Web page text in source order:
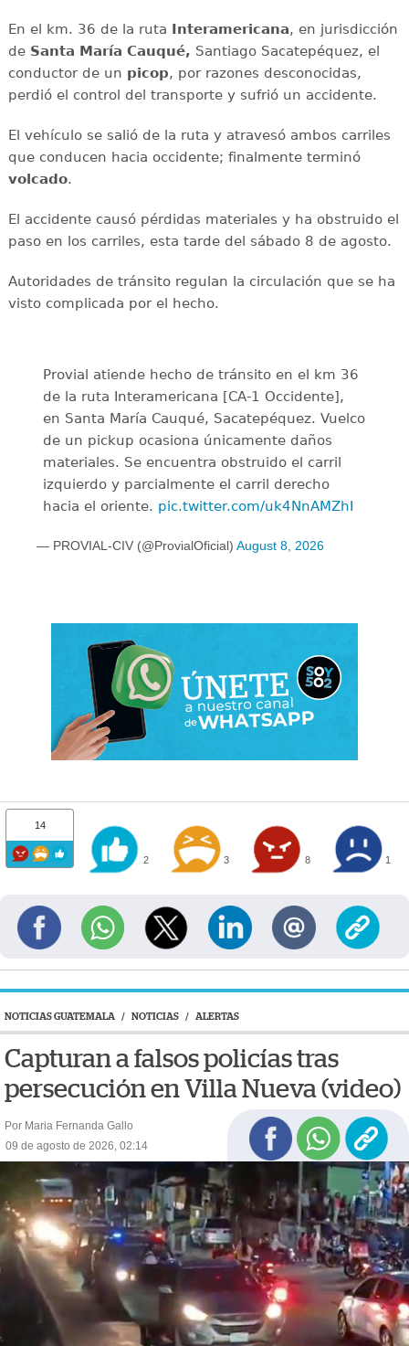
En el km. 36 de la ruta Interamericana, en jurisdicción
de Santa María Cauqué, Santiago Sacatepéquez, el
conductor de un picop, por razones desconocidas,
perdió el control del transporte y sufrió un accidente.
El vehículo se salió de la ruta y atravesó ambos carriles
que conducen hacia occidente; finalmente terminó
volcado.
El accidente causó pérdidas materiales y ha obstruido el
paso en los carriles, esta tarde del sábado 8 de agosto.
Autoridades de tránsito regulan la circulación que se ha
visto complicada por el hecho.
Provial atiende hecho de tránsito en el km 36
de la ruta Interamericana [CA-1 Occidente],
en Santa María Cauqué, Sacatepéquez. Vuelco
de un pickup ocasiona únicamente daños
materiales. Se encuentra obstruido el carril
izquierdo y parcialmente el carril derecho
hacia el oriente. pic.twitter.com/uk4NnAMZhI
— PROVIAL-CIV (@ProvialOficial) August 8, 2026
14
2 3 8 1
NOTICIAS GUATEMALA / NOTICIAS / ALERTAS
Capturan a falsos policías tras
persecución en Villa Nueva (video)
Por Maria Fernanda Gallo
09 de agosto de 2026, 02:14